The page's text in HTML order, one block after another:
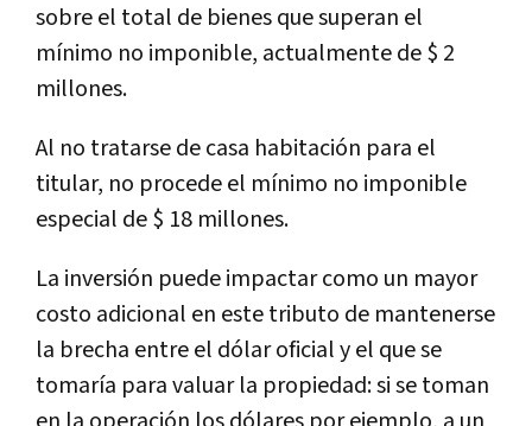
sobre el total de bienes que superan el
mínimo no imponible, actualmente de $ 2
millones.
Al no tratarse de casa habitación para el
titular, no procede el mínimo no imponible
especial de $ 18 millones.
La inversión puede impactar como un mayor
costo adicional en este tributo de mantenerse
la brecha entre el dólar oficial y el que se
tomaría para valuar la propiedad: si se toman